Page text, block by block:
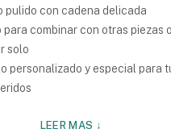
pulido con cadena delicada
para combinar con otras piezas o
solo
personalizado y especial para
LEER MAS ↓